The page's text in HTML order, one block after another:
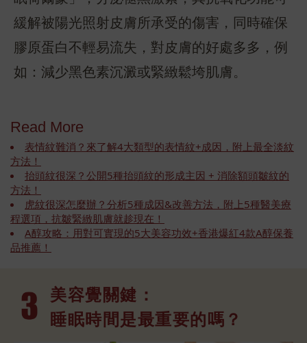
緩解被陽光照射皮膚所承受的傷害，同時確保
膠原蛋白不輕易流失，對皮膚的好處多多，例
如：減少黑色素沉澱或緊緻鬆垮肌膚。
Read More
表情紋難消？來了解4大類型的表情紋+成因，附上最全淡紋
方法！
抬頭紋很深？公開5種抬頭紋的形成主因 + 消除額頭皺紋的
方法！
虎紋很深怎麼辦？分析5種成因&改善方法，附上5種醫美療
程選項，抗皺緊緻肌膚就趁現在！
A醇攻略：用對可實現的5大美容功效+香港爆紅4款A醇保養
品推薦！
美容覺關鍵：
睡眠時間是最重要的嗎？